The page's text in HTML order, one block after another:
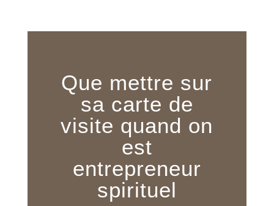
Que mettre sur
sa carte de
visite quand on
est
entrepreneur
spirituel